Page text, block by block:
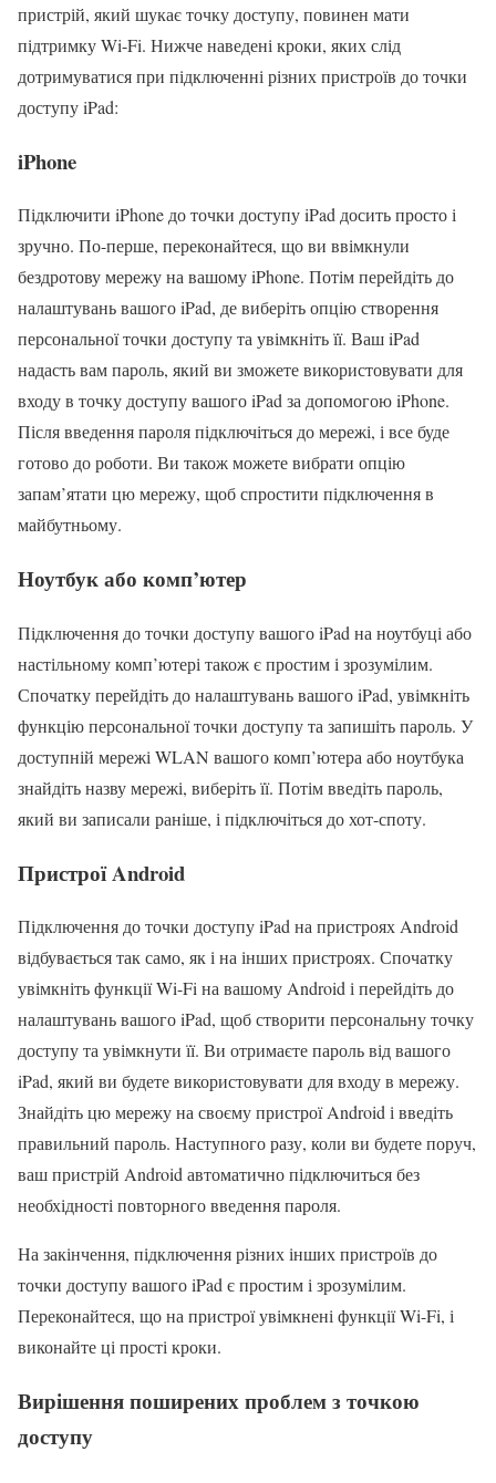
пристрій, який шукає точку доступу, повинен мати
підтримку Wi-Fi. Нижче наведені кроки, яких слід
дотримуватися при підключенні різних пристроїв до точки
доступу iPad:
iPhone
Підключити iPhone до точки доступу iPad досить просто і
зручно. По-перше, переконайтеся, що ви ввімкнули
бездротову мережу на вашому iPhone. Потім перейдіть до
налаштувань вашого iPad, де виберіть опцію створення
персональної точки доступу та увімкніть її. Ваш iPad
надасть вам пароль, який ви зможете використовувати для
входу в точку доступу вашого iPad за допомогою iPhone.
Після введення пароля підключіться до мережі, і все буде
готово до роботи. Ви також можете вибрати опцію
запам’ятати цю мережу, щоб спростити підключення в
майбутньому.
Ноутбук або комп’ютер
Підключення до точки доступу вашого iPad на ноутбуці або
настільному комп’ютері також є простим і зрозумілим.
Спочатку перейдіть до налаштувань вашого iPad, увімкніть
функцію персональної точки доступу та запишіть пароль. У
доступній мережі WLAN вашого комп’ютера або ноутбука
знайдіть назву мережі, виберіть її. Потім введіть пароль,
який ви записали раніше, і підключіться до хот-споту.
Пристрої Android
Підключення до точки доступу iPad на пристроях Android
відбувається так само, як і на інших пристроях. Спочатку
увімкніть функції Wi-Fi на вашому Android і перейдіть до
налаштувань вашого iPad, щоб створити персональну точку
доступу та увімкнути її. Ви отримаєте пароль від вашого
iPad, який ви будете використовувати для входу в мережу.
Знайдіть цю мережу на своєму пристрої Android і введіть
правильний пароль. Наступного разу, коли ви будете поруч,
ваш пристрій Android автоматично підключиться без
необхідності повторного введення пароля.
На закінчення, підключення різних інших пристроїв до
точки доступу вашого iPad є простим і зрозумілим.
Переконайтеся, що на пристрої увімкнені функції Wi-Fi, і
виконайте ці прості кроки.
Вирішення поширених проблем з точкою
доступу